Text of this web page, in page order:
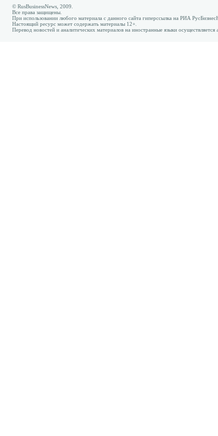
© RusBusinessNews, 2009.
Все права защищены.
При использовании любого материала с данного сайта гиперссылка на РИА
Настоящий ресурс может содержать материалы 12+.
Перевод новостей и аналитических материалов на иностранные языки осуществляется